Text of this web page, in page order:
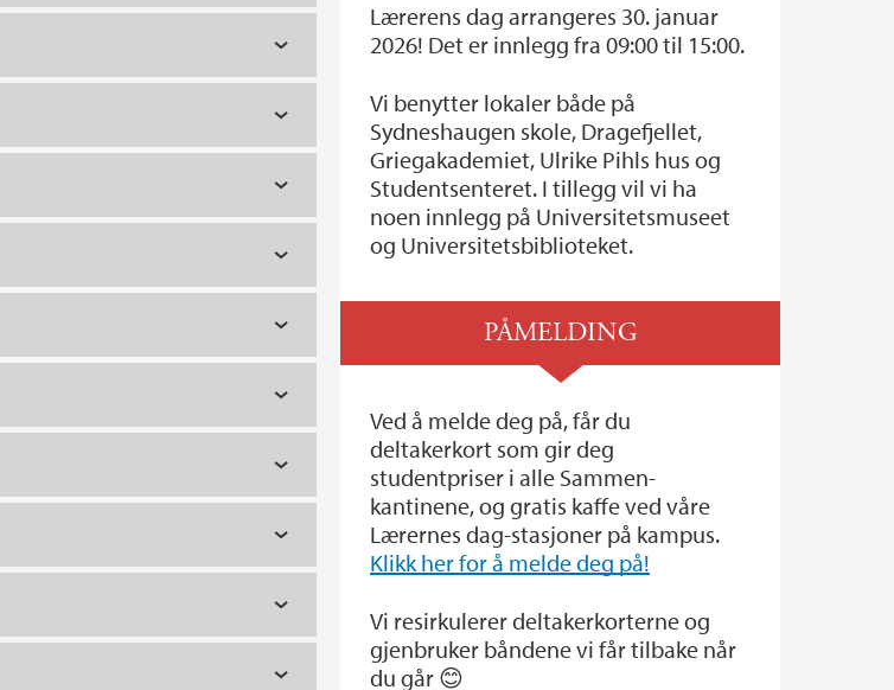
Lærerens dag arrangeres 30. januar
2026! Det er innlegg fra 09:00 til 15:00.
Vi benytter lokaler både på
Sydneshaugen skole, Dragefjellet,
Griegakademiet, Ulrike Pihls hus og
Studentsenteret. I tillegg vil vi ha
noen innlegg på Universitetsmuseet
og Universitetsbiblioteket.
PÅMELDING
Ved å melde deg på, får du
deltakerkort som gir deg
studentpriser i alle Sammen-
kantinene, og gratis kaffe ved våre
Lærernes dag-stasjoner på kampus.
Klikk her for å melde deg på!
Vi resirkulerer deltakerkorterne og
gjenbruker båndene vi får tilbake når
du går 😊